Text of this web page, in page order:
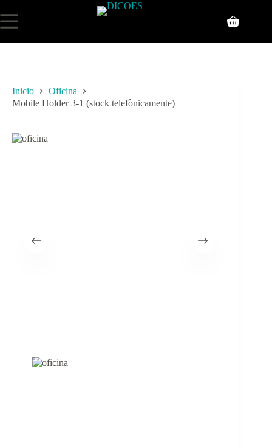
Inicio
Oficina
Mobile Holder 3-1 (stock telefònicamente)